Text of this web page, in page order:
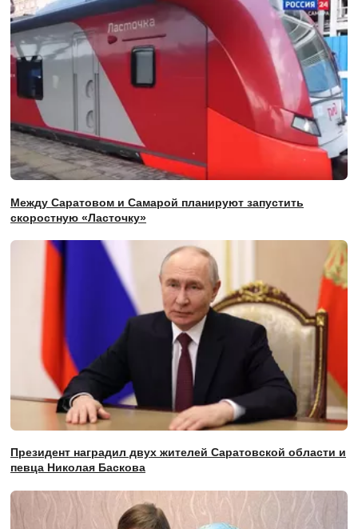
Между Саратовом и Самарой планируют запустить
скоростную «Ласточку»
Президент наградил двух жителей Саратовской области и
певца Николая Баскова